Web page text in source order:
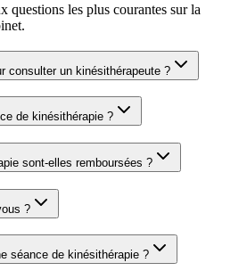
questions les plus courantes sur la
consulter un kinésithérapeute ?
de kinésithérapie ?
sont-elles remboursées ?
?
séance de kinésithérapie ?